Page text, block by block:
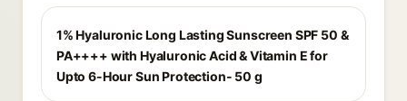
1% Hyaluronic Long Lasting Sunscreen SPF 50 &
PA++++ with Hyaluronic Acid & Vitamin E for
Upto 6-Hour Sun Protection- 50 g